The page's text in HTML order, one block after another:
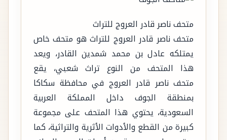
متحف ناصر قادر العروج للتراث
متحف ناصر قادر العروج للتراث هو متحف خاص
يمتلكه عادل بن محمد شمدين القادر، ويعد
هذا المتحف من النوع تراث شعبي، يقع
متحف ناصر قادر العروج في محافظة سكاكا
بمنطقة الجوف داخل المملكة العربية
السعودية، يحتوي هذا المتحف على مجموعة
كبيرة من القطع والأدوات الأثرية والتراثية، كما